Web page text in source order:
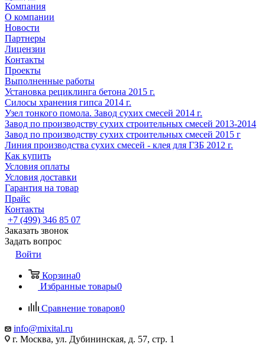
Компания
О компании
Новости
Партнеры
Лицензии
Контакты
Проекты
Выполненные работы
Установка рециклинга бетона 2015 г.
Cилосы хранения гипса 2014 г.
Узел тонкого помола. Завод сухих смесей 2014 г.
Завод по производству сухих строительных смесей 2013-2014
Завод по производству сухих строительных смесей 2015 г
Линия производства сухих смесей - клея для ГЗБ 2012 г.
Как купить
Условия оплаты
Условия доставки
Гарантия на товар
Прайс
Контакты
+7 (499) 346 85 07
Заказать звонок
Задать вопрос
Войти
Корзина0
Избранные товары0
Сравнение товаров0
info@mixital.ru
г. Москва, ул. Дубининская, д. 57, стр. 1